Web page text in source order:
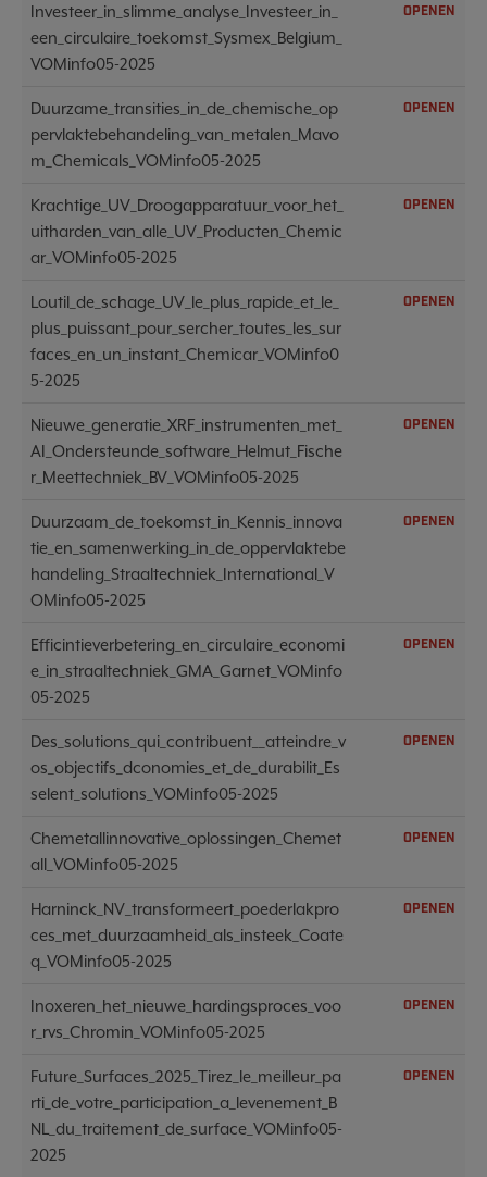
Investeer_in_slimme_analyse_Investeer_in_
een_circulaire_toekomst_Sysmex_Belgium_
VOMinfo05-2025
OPENEN
Duurzame_transities_in_de_chemische_op
pervlaktebehandeling_van_metalen_Mavo
m_Chemicals_VOMinfo05-2025
OPENEN
Krachtige_UV_Droogapparatuur_voor_het_
uitharden_van_alle_UV_Producten_Chemic
ar_VOMinfo05-2025
OPENEN
Loutil_de_schage_UV_le_plus_rapide_et_le_
plus_puissant_pour_sercher_toutes_les_sur
faces_en_un_instant_Chemicar_VOMinfo0
5-2025
OPENEN
Nieuwe_generatie_XRF_instrumenten_met_
AI_Ondersteunde_software_Helmut_Fische
r_Meettechniek_BV_VOMinfo05-2025
OPENEN
Duurzaam_de_toekomst_in_Kennis_innova
tie_en_samenwerking_in_de_oppervlaktebe
handeling_Straaltechniek_International_V
OMinfo05-2025
OPENEN
Efficintieverbetering_en_circulaire_economi
e_in_straaltechniek_GMA_Garnet_VOMinfo
05-2025
OPENEN
Des_solutions_qui_contribuent__atteindre_v
os_objectifs_dconomies_et_de_durabilit_Es
selent_solutions_VOMinfo05-2025
OPENEN
Chemetallinnovative_oplossingen_Chemet
all_VOMinfo05-2025
OPENEN
Harninck_NV_transformeert_poederlakpro
ces_met_duurzaamheid_als_insteek_Coate
q_VOMinfo05-2025
OPENEN
Inoxeren_het_nieuwe_hardingsproces_voo
r_rvs_Chromin_VOMinfo05-2025
OPENEN
Future_Surfaces_2025_Tirez_le_meilleur_pa
rti_de_votre_participation_a_levenement_B
NL_du_traitement_de_surface_VOMinfo05-
2025
OPENEN